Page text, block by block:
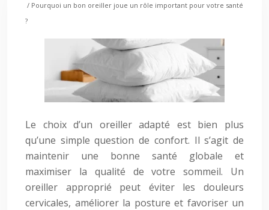
/ Pourquoi un bon oreiller joue un rôle important pour votre santé
?
Le choix d’un oreiller adapté est bien plus
qu’une simple question de confort. Il s’agit de
maintenir une bonne santé globale et
maximiser la qualité de votre sommeil. Un
oreiller approprié peut éviter les douleurs
cervicales, améliorer la posture et favoriser un